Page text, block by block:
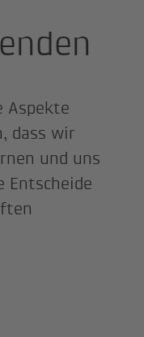
Aspekte
dass wir
und uns
Entscheide